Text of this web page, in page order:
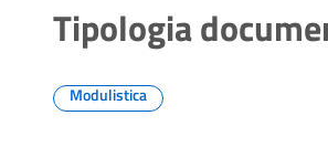
Tipologia
Modulistica